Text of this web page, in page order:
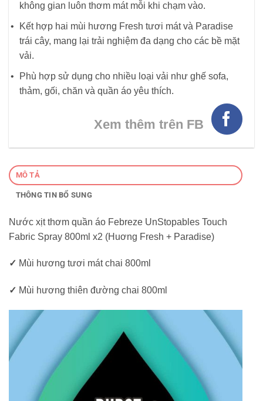
không gian luôn thơm mát mỗi khi chạm vào.
Kết hợp hai mùi hương Fresh tươi mát và Paradise
trái cây, mang lại trải nghiệm đa dạng cho các bề mặt
vải.
Phù hợp sử dụng cho nhiều loại vải như ghế sofa,
thảm, gối, chăn và quần áo yêu thích.
Xem thêm trên FB
MÔ TẢ
THÔNG TIN BỔ SUNG
Nước xịt thơm quần áo Febreze UnStopables Touch
Fabric Spray 800ml x2 (Huơng Fresh + Paradise)
✓ Mùi hương tươi mát chai 800ml
✓ Mùi hương thiên đường chai 800ml